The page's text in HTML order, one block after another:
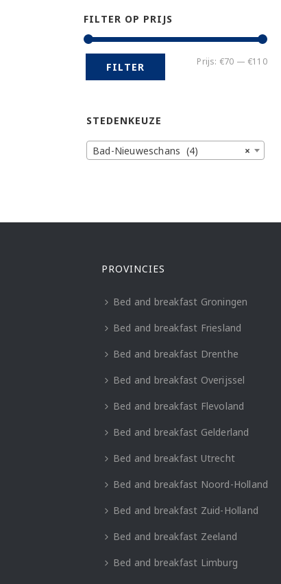
FILTER OP PRIJS
Min.
Max.
FILTER Prijs: €70 — €110
STEDENKEUZE
×
Bad-Nieuweschans (4)
PROVINCIES
Bed and breakfast Groningen
Bed and breakfast Friesland
Bed and breakfast Drenthe
Bed and breakfast Overijssel
Bed and breakfast Flevoland
Bed and breakfast Gelderland
Bed and breakfast Utrecht
Bed and breakfast Noord-Holland
Bed and breakfast Zuid-Holland
Bed and breakfast Zeeland
Bed and breakfast Limburg